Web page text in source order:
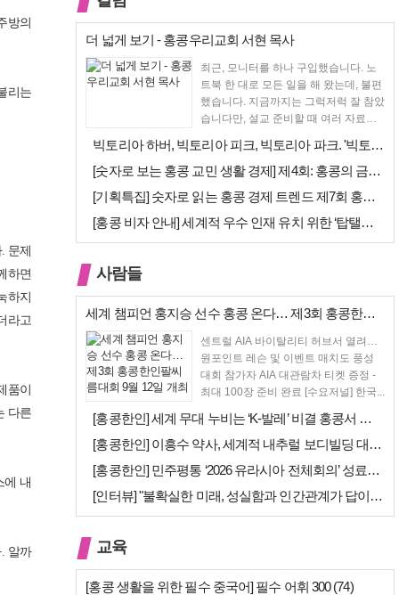
방의
리는
문제
하면
하지
라고
품이
다른
에 내
알까
더 넓게 보기 - 홍콩우리교회 서현 목사
최근, 모니터를 하나 구입했습니다. 노
트북 한 대로 모든 일을 해 왔는데, 불편
했습니다. 지금까지는 그럭저럭 잘 참았
습니다만, 설교 준비할 때 여러 자료를
빅토리아 하버, 빅토리아 피크, 빅토리아 파크. '빅토리아’의 이름은 어…
[숫자로 보는 홍콩 교민 생활 경제] 제4회: 홍콩의 금융 — 지표 및 …
[기획특집] 숫자로 읽는 홍콩 경제 트렌드 제7회 홍콩 문화·창의 산업…
[홍콩 비자 안내] 세계적 우수 인재 유치 위한 ‘탑탤런트 비자(TTPS…
사람들
세계 챔피언 홍지승 선수 홍콩 온다… 제3회 홍콩한인팔씨름대회 9월 12…
센트럴 AIA 바이탈리티 허브서 열려…
원포인트 레슨 및 이벤트 매치도 풍성
대회 참가자 AIA 대관람차 티켓 증정 -
최대 100장 준비 완료 [수요저널] 한국...
[홍콩한인] 세계 무대 누비는 ‘K-발레’ 비결 홍콩서 연다… 정발레스튜…
[홍콩한인] 이흥수 약사, 세계적 내추럴 보디빌딩 대회 WNBF 홍콩서 …
[홍콩한인] 민주평통 ‘2026 유라시아 전체회의’ 성료… 이재명 대통령…
[인터뷰] "불확실한 미래, 성실함과 인간관계가 답이다"… 최강욱 한은 …
교육
[홍콩 생활을 위한 필수 중국어] 필수 어휘 300 (74)